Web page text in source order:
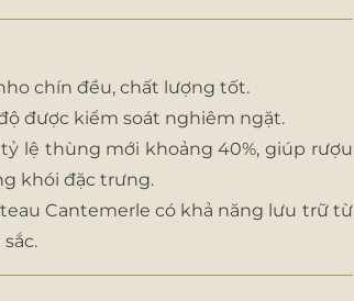
chín đều, chất lượng tốt.
được kiểm soát nghiêm ngặt.
tỷ lệ thùng mới khoảng 40%, giúp rượu
khói đặc trưng.
Cantemerle có khả năng lưu trữ từ